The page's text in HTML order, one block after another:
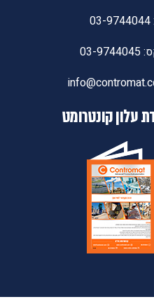
עלון קונטרומט